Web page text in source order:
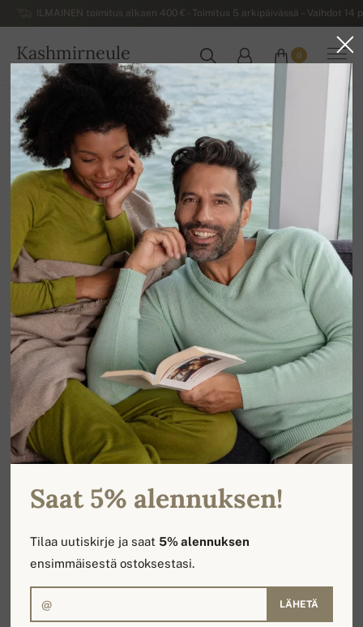
ILMAINEN toimitus alkaen 400 € - Toimitus 5 arkipäivässä – Vaihdot
Kashmirneule
SUOMI
0
Kotiin NAISTEN NEULEET
Saat 5% alennuksen!
Tilaa uutiskirje ja saat5% alennuksen
ensimmäisestä ostoksestasi.
LÄHETÄ